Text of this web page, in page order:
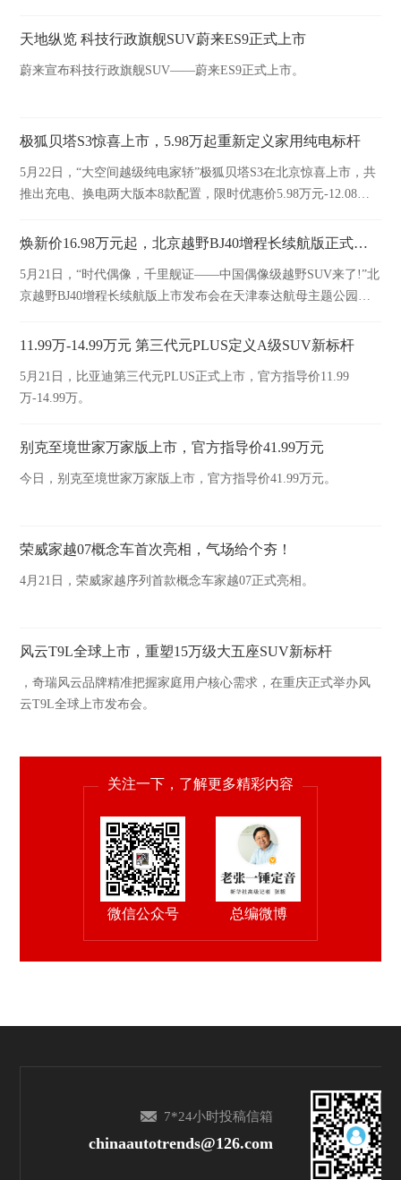
天地纵览 科技行政旗舰SUV蔚来ES9正式上市
蔚来宣布科技行政旗舰SUV——蔚来ES9正式上市。
极狐贝塔S3惊喜上市，5.98万起重新定义家用纯电标杆
5月22日，“大空间越级纯电家轿”极狐贝塔S3在北京惊喜上市，共
推出充电、换电两大版本8款配置，限时优惠价5.98万元-12.08万
焕新价16.98万元起，北京越野BJ40增程长续航版正式上市
5月21日，“时代偶像，千里舰证——中国偶像级越野SUV来了!”北
京越野BJ40增程长续航版上市发布会在天津泰达航母主题公园举
11.99万-14.99万元 第三代元PLUS定义A级SUV新标杆
5月21日，比亚迪第三代元PLUS正式上市，官方指导价11.99
万-14.99万。
别克至境世家万家版上市，官方指导价41.99万元
今日，别克至境世家万家版上市，官方指导价41.99万元。
荣威家越07概念车首次亮相，气场给个夯！
4月21日，荣威家越序列首款概念车家越07正式亮相。
风云T9L全球上市，重塑15万级大五座SUV新标杆
，奇瑞风云品牌精准把握家庭用户核心需求，在重庆正式举办风
云T9L全球上市发布会。
关注一下，了解更多精彩内容
微信公众号 总编微博
7*24小时投稿信箱
chinaautotrends@126.com